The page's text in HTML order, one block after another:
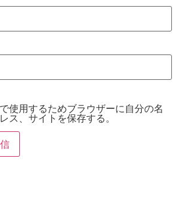
使用するためブラウザーに自分の名
ス、サイトを保存する。